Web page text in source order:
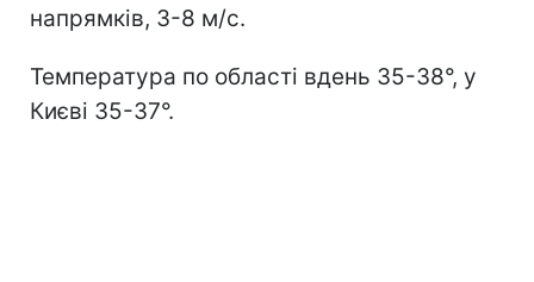
напрямків, 3-8 м/с.
Температура по області вдень 35-38°, у
Києві 35-37°.